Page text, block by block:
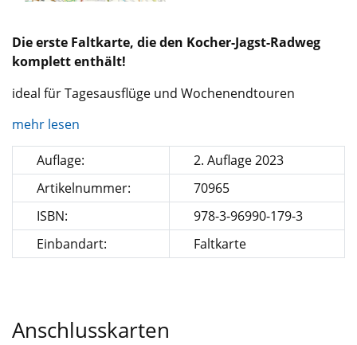
Die erste Faltkarte, die den Kocher-Jagst-Radweg
komplett enthält!
ideal für Tagesausflüge und Wochenendtouren
mehr lesen
Auflage:
2. Auflage 2023
Artikelnummer:
70965
ISBN:
978-3-96990-179-3
Einbandart:
Faltkarte
Anschlusskarten